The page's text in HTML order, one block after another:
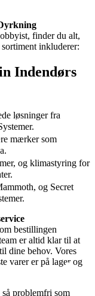
finder du alt,
inkluderer:
Indendørs
løsninger fra
mærker som
og klimastyring for
og Secret
bestillingen
er altid klar til at
dine behov. Vores
varer er på lager og
problemfri som